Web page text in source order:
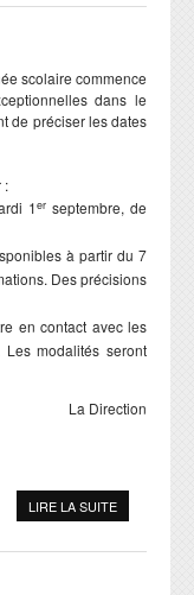
scolaire commence
dans le
de préciser les dates
:
1er septembre, de
à partir du 7
Des précisions
en contact avec les
modalités seront
La Direction
LIRE LA SUITE